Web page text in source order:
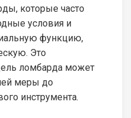
которые часто
условия и
функцию,
Это
ломбарда может
меры до
инструмента.